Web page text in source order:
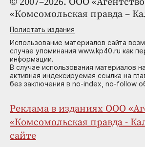
«Комсомольская правда –
Полистать издания
Использование материалов сайта
случае упоминания www.kp40.ru как
информации.
В случае использования материалов
активная индексируемая ссылка на
без заключения в no-index, no-follow
Реклама в изданиях ООО
«Комсомольская правда -
сайте